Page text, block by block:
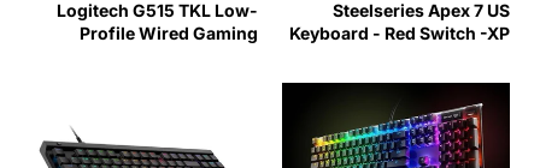
Steelseries Apex 7 US
Keyboard - Red Switch -XP
Logitech G515 TKL Low-
Profile Wired Gaming